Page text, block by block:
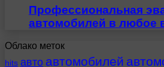
Профессиональная
автомобилей в любое
Облако меток
hits авто автомобилей